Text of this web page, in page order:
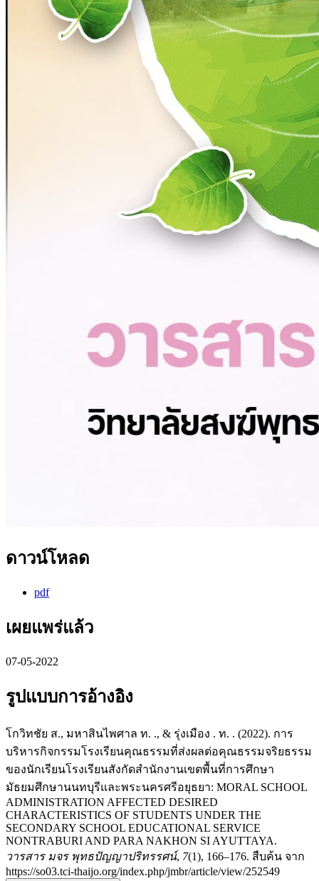
ดาวน์โหลด
pdf
เผยแพร่แล้ว
07-05-2022
รูปแบบการอ้างอิง
โกวิทชัย ส., มหาสินไพศาล ท. ., & รุ่งเมือง . ท. . (2022). การ
บริหารกิจกรรมโรงเรียนคุณธรรมที่ส่งผลต่อคุณธรรมจริยธรรม
ของนักเรียนโรงเรียนสังกัดสำนักงานเขตพื้นที่การศึกษา
มัธยมศึกษานนทบุรีและพระนครศรีอยุธยา: MORAL SCHOOL
ADMINISTRATION AFFECTED DESIRED
CHARACTERISTICS OF STUDENTS UNDER THE
SECONDARY SCHOOL EDUCATIONAL SERVICE
NONTRABURI AND PARA NAKHON SI AYUTTAYA.
วารสาร มจร พุทธปัญญาปริทรรศน์, 7(1), 166–176. สืบค้น จาก
https://so03.tci-thaijo.org/index.php/jmbr/article/view/252549